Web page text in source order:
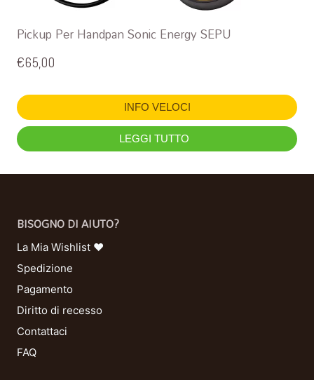
Pickup Per Handpan Sonic Energy SEPU
€65,00
INFO VELOCI
LEGGI TUTTO
BISOGNO DI AIUTO?
La Mia Wishlist ❤
Spedizione
Pagamento
Diritto di recesso
Contattaci
FAQ